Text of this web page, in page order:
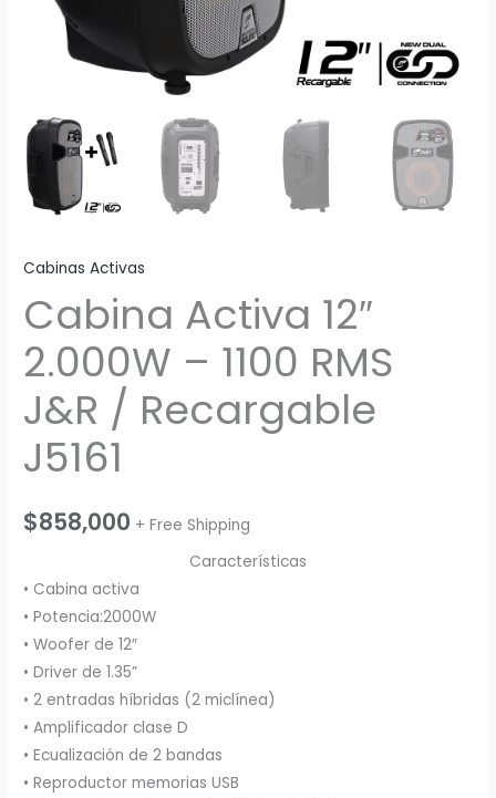
Cabinas Activas
Cabina Activa 12″
2.000W – 1100 RMS
J&R / Recargable
J5161
$858,000 + Free Shipping
Características
• Cabina activa
• Potencia:2000W
• Woofer de 12″
• Driver de 1.35”
• 2 entradas híbridas (2 miclínea)
• Amplificador clase D
• Ecualización de 2 bandas
• Reproductor memorias USB